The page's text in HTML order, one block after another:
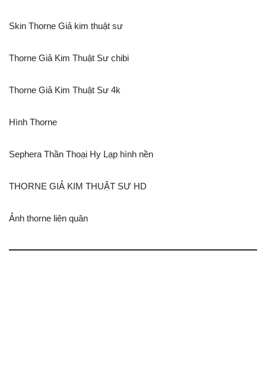
Skin Thorne Giả kim thuật sư
Thorne Giả Kim Thuật Sư chibi
Thorne Giả Kim Thuật Sư 4k
Hình Thorne
Sephera Thần Thoại Hy Lạp hình nền
THORNE GIẢ KIM THUẬT SƯ HD
Ảnh thorne liên quân